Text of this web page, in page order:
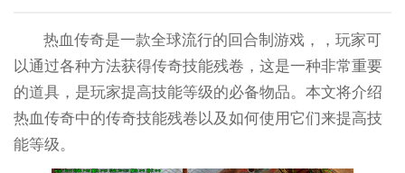
热血传奇是一款全球流行的回合制游戏，，玩家可
以通过各种方法获得传奇技能残卷，这是一种非常重要
的道具，是玩家提高技能等级的必备物品。本文将介绍
热血传奇中的传奇技能残卷以及如何使用它们来提高技
能等级。